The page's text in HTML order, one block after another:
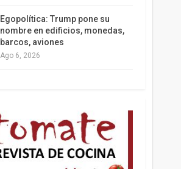
Egopolítica: Trump pone su
nombre en edificios, monedas,
barcos, aviones
Ago 6, 2026